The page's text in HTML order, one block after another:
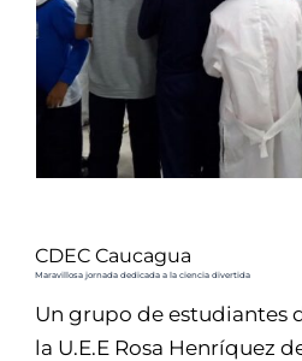
CDEC Caucagua
Maravillosa jornada dedicada a la ciencia divertida
Un grupo de estudiantes
la U.E.E Rosa Henríquez